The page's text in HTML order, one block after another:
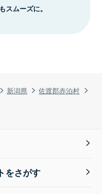
新潟県
佐渡郡赤泊村
スムーズに。
をさがす